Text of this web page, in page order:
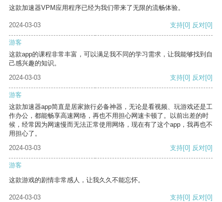
这款加速器VPM应用程序已经为我们带来了无限的流畅体验。
2024-03-03 支持[0] 反对[0]
游客
这款app的课程非常丰富，可以满足我不同的学习需求，让我能够找到自
己感兴趣的知识。
2024-03-03
支持[0] 反对[0]
游客
这款加速器app简直是居家旅行必备神器，无论是看视频、玩游戏还是工
作办公，都能畅享高速网络，再也不用担心网速卡顿了。以前出差的时
候，经常因为网速慢而无法正常使用网络，现在有了这个app，我再也不
用担心了。
2024-03-03
支持[0] 反对[0]
游客
这款游戏的剧情非常感人，让我久久不能忘怀。
2024-03-03 支持[0] 反对[0]